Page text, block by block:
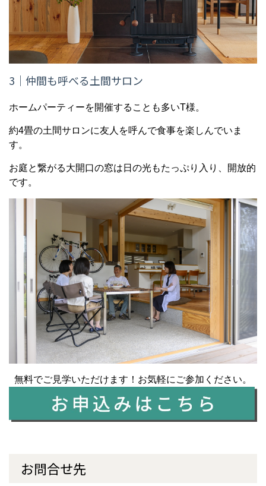
3 ｜仲間も呼べる土間サロン
ホームパーティーを開催することも多いT様。
約4畳の土間サロンに友人を呼んで食事を楽しんでいま
す。
お庭と繋がる大開口の窓は日の光もたっぷり入り、開放的
です。
無料でご見学いただけます！お気軽にご参加ください。
お問合せ先